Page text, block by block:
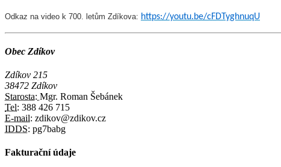
Odkaz na video k 700. letům Zdíkova: https://youtu.be/cFDTyghnuqU
Obec Zdíkov
Zdíkov 215
38472 Zdíkov
Starosta: Mgr. Roman Šebánek
Tel: 388 426 715
E-mail: zdikov@zdikov.cz
IDDS: pg7babg
Fakturační údaje